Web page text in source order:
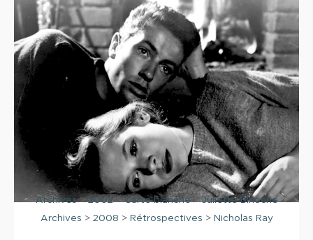
Archives>2002>Carte blanche>Juliette Binoche
Archives > 2008 > Rétrospectives > Nicholas Ray